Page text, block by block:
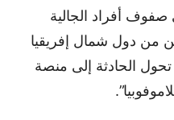
صفوف أفراد الجالية
من دول شمال إفريقيا
تحول الحادثة إلى منصة